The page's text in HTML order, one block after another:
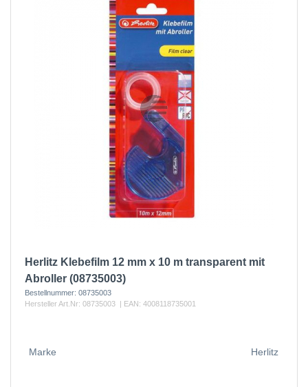
Herlitz Klebefilm 12 mm x 10 m transparent mit
Abroller (08735003)
Bestellnummer: 08735003
Hersteller Art.Nr: 08735003 | EAN: 4008118735001
Marke Herlitz